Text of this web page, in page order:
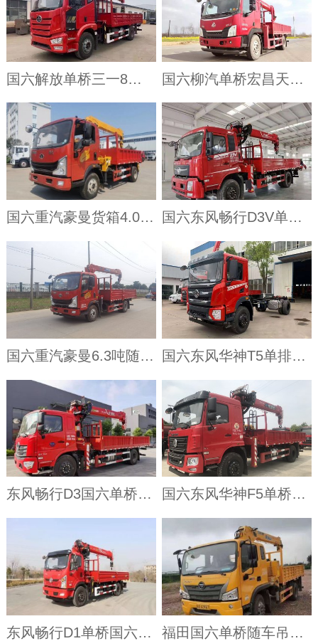
国六解放单桥三一8吨吊机 国六柳汽单桥宏昌天马8吨吊机
国六重汽豪曼货箱4.05米小黄牌随车吊 国六东风畅行D3V单桥随车吊
国六重汽豪曼6.3吨随车吊厂家直销 国六东风华神T5单排随车吊全新面市
东风畅行D3国六单桥随车吊 国六东风华神F5单桥随车吊厂家直销
东风畅行D1单桥国六随车吊 福田国六单桥随车吊厂家